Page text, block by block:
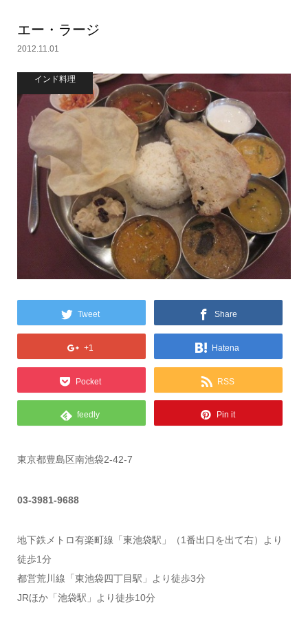
エー・ラージ
2012.11.01
インド料理
Tweet Share
+1 Hatena
Pocket RSS
feedly Pin it
東京都豊島区南池袋2-42-7
03-3981-9688
地下鉄メトロ有楽町線「東池袋駅」（1番出口を出て右）より
徒歩1分
都営荒川線「東池袋四丁目駅」より徒歩3分
JRほか「池袋駅」より徒歩10分